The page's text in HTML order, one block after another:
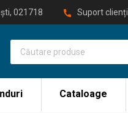
021718 Suport clienți
Cataloage